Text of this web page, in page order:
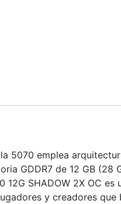
la 5070 emplea
GDDR7 de 12 GB
12G SHADOW 2X OC
y creadores